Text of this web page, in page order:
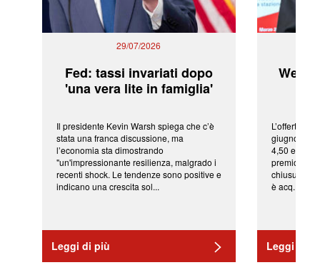
29/07/2026
Fed: tassi invariati dopo
'una vera lite in famiglia'
Il presidente Kevin Warsh spiega che c’è
stata una franca discussione, ma
l’economia sta dimostrando
"un'impressionante resilienza, malgrado i
recenti shock. Le tendenze sono positive e
indicano una crescita sol...
Leggi di più
L’offerta
giugno da
4,50 euro
premio di
chiusura
è acq...
Leggi di